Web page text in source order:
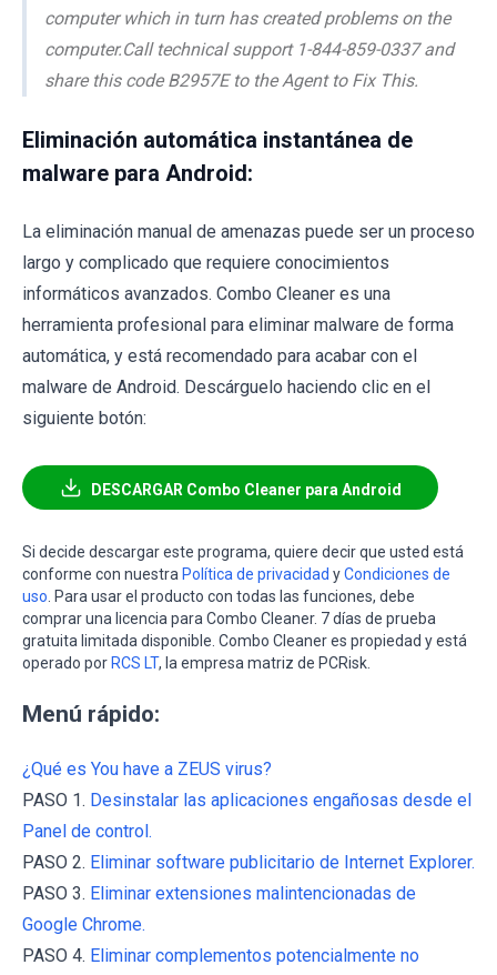
computer which in turn has created problems on the
computer.Call technical support 1-844-859-0337 and
share this code B2957E to the Agent to Fix This.
Eliminación automática instantánea de
malware para Android:
La eliminación manual de amenazas puede ser un proceso
largo y complicado que requiere conocimientos
informáticos avanzados. Combo Cleaner es una
herramienta profesional para eliminar malware de forma
automática, y está recomendado para acabar con el
malware de Android. Descárguelo haciendo clic en el
siguiente botón:
DESCARGAR Combo Cleaner para Android
Si decide descargar este programa, quiere decir que usted está
conforme con nuestra Política de privacidad yCondiciones de
uso. Para usar el producto con todas las funciones, debe
comprar una licencia para Combo Cleaner. 7 días de prueba
gratuita limitada disponible. Combo Cleaner es propiedad y está
operado por RCS LT, la empresa matriz de PCRisk.
Menú rápido:
¿Qué es You have a ZEUS virus?
PASO 1. Desinstalar las aplicaciones engañosas desde el
Panel de control.
PASO 2. Eliminar software publicitario de Internet Explorer.
PASO 3. Eliminar extensiones malintencionadas de
Google Chrome.
PASO 4. Eliminar complementos potencialmente no